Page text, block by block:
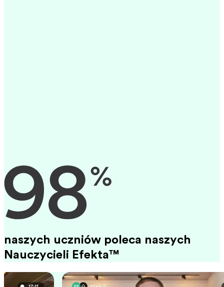
naszych uczniów poleca naszych
Nauczycieli Efekta™